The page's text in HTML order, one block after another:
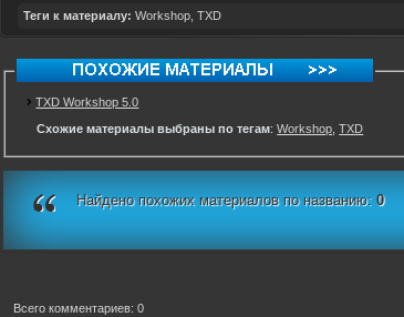
Теги к материалу: Workshop TXD
TXD Workshop 5.0
Схожие материалы выбраны по тегам:Workshop ,TXD
Найдено похожих материалов по названию: 0
Всего комментариев: 0